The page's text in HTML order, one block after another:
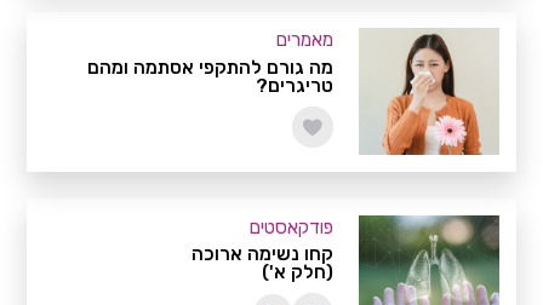
מאמרים
מה גורם להתקפי אסתמה ומהם
טריגרים?
פודקאסטים
קחו נשימה ארוכה
(חלק א')